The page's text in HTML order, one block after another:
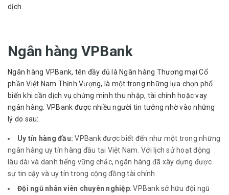
dịch.
Ngân hàng VPBank
Ngân hàng VPBank, tên đầy đủ là Ngân hàng Thương mại Cổ
phần Việt Nam Thịnh Vượng, là một trong những lựa chọn phổ
biến khi cần dịch vụ chứng minh thu nhập, tài chính hoặc vay
ngân hàng. VPBank được nhiều người tin tưởng nhờ vào những
lý do sau:
Uy tín hàng đầu: VPBank được biết đến như một trong những
ngân hàng uy tín hàng đầu tại Việt Nam. Với lịch sử hoạt động
lâu dài và danh tiếng vững chắc, ngân hàng đã xây dựng được
sự tin cậy và uy tín trong cộng đồng tài chính.
Đội ngũ nhân viên chuyên nghiệp: VPBank sở hữu đội ngũ